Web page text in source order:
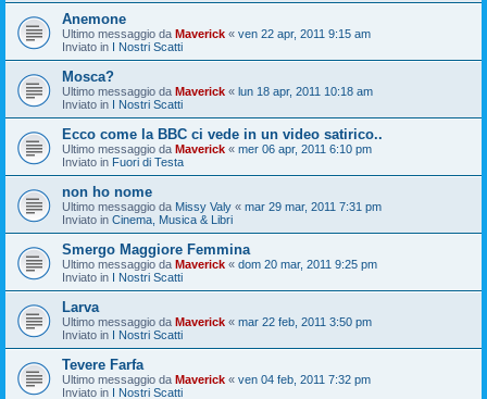
Anemone
Ultimo messaggio da Maverick « ven 22 apr, 2011 9:15 am
Inviato in I Nostri Scatti
Mosca?
Ultimo messaggio da Maverick « lun 18 apr, 2011 10:18 am
Inviato in I Nostri Scatti
Ecco come la BBC ci vede in un video satirico..
Ultimo messaggio da Maverick « mer 06 apr, 2011 6:10 pm
Inviato in Fuori di Testa
non ho nome
Ultimo messaggio da Missy Valy « mar 29 mar, 2011 7:31 pm
Inviato in Cinema, Musica & Libri
Smergo Maggiore Femmina
Ultimo messaggio da Maverick « dom 20 mar, 2011 9:25 pm
Inviato in I Nostri Scatti
Larva
Ultimo messaggio da Maverick « mar 22 feb, 2011 3:50 pm
Inviato in I Nostri Scatti
Tevere Farfa
Ultimo messaggio da Maverick « ven 04 feb, 2011 7:32 pm
Inviato in I Nostri Scatti